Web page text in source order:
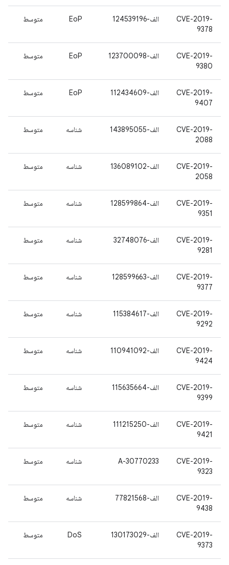
CVE-2019-
9378
الف-124539196 EoP متوسط
CVE-2019-
9380
الف-123700098 EoP متوسط
CVE-2019-
9407
الف-112434609 EoP متوسط
CVE-2019-
2088
الف-143895055 شناسه متوسط
CVE-2019-
2058
الف-136089102 شناسه متوسط
CVE-2019-
9351
الف-128599864 شناسه متوسط
CVE-2019-
9281
الف-32748076 شناسه متوسط
CVE-2019-
9377
الف-128599663 شناسه متوسط
CVE-2019-
9292
الف-115384617 شناسه متوسط
CVE-2019-
9424
الف-110941092 شناسه متوسط
CVE-2019-
9399
الف-115635664 شناسه متوسط
CVE-2019-
9421
الف-111215250 شناسه متوسط
CVE-2019-
9323
A-30770233 شناسه متوسط
CVE-2019-
9438
الف-77821568 شناسه متوسط
CVE-2019-
9373
الف-130173029 DoS متوسط